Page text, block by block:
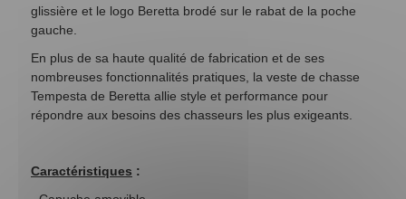
glissière et le logo Beretta brodé sur le rabat de la poche
gauche.
En plus de sa haute qualité de fabrication et de ses
nombreuses fonctionnalités pratiques, la veste de chasse
Tempesta de Beretta allie style et performance pour
répondre aux besoins des chasseurs les plus exigeants.
Caractéristiques :